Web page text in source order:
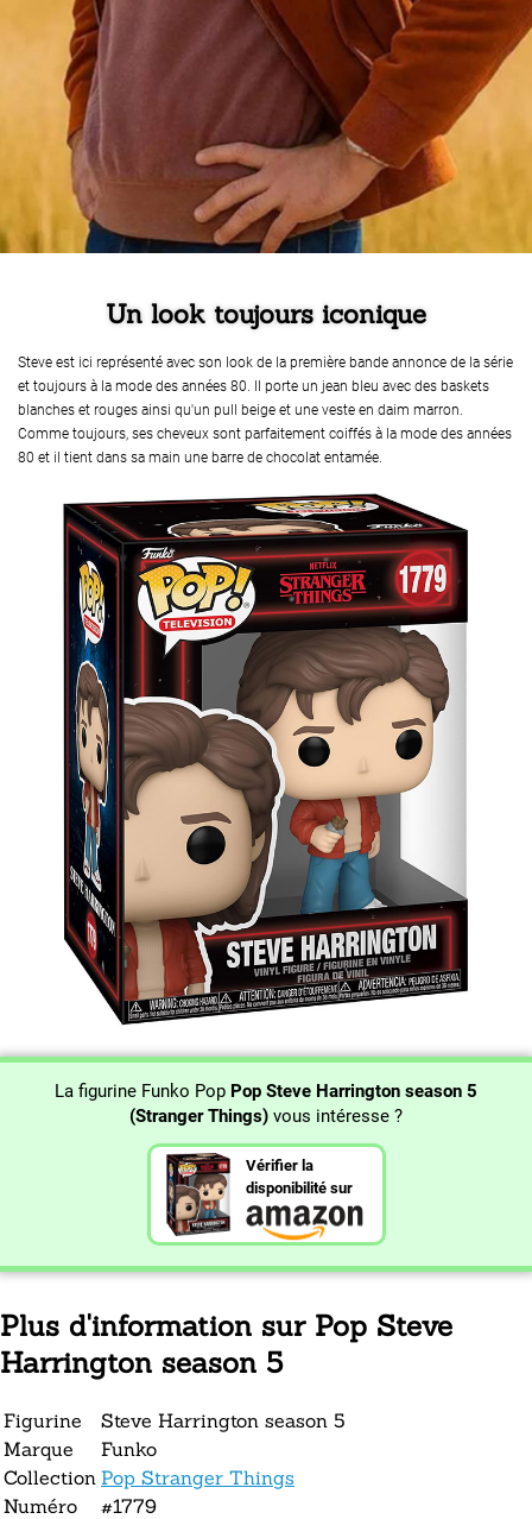
Un look toujours iconique
Steve est ici représenté avec son look de la première bande annonce de la série
et toujours à la mode des années 80. Il porte un jean bleu avec des baskets
blanches et rouges ainsi qu'un pull beige et une veste en daim marron.
Comme toujours, ses cheveux sont parfaitement coiffés à la mode des années
80 et il tient dans sa main une barre de chocolat entamée.
La figurine Funko Pop Pop Steve Harrington season 5
(Stranger Things) vous intéresse ?
Vérifier la
disponibilité sur
Plus d'information sur Pop Steve
Harrington season 5
Figurine
Steve Harrington season 5
Marque
Funko
Collection Pop Stranger Things
Numéro
#1779